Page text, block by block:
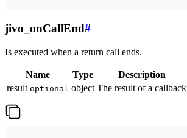
jivo_onCallEnd#
Is executed when a return call ends.
Name Type
Description
result optional object The result of a callback